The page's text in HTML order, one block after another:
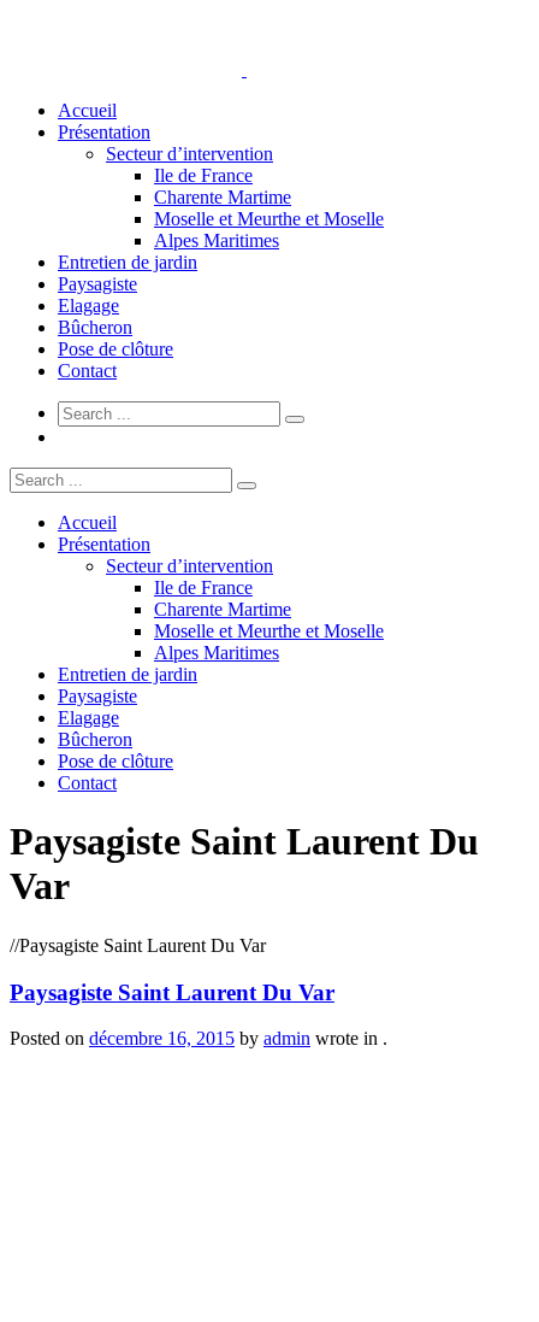
Accueil
Présentation
Secteur d’intervention
Ile de France
Charente Martime
Moselle et Meurthe et Moselle
Alpes Maritimes
Entretien de jardin
Paysagiste
Elagage
Bûcheron
Pose de clôture
Contact
Accueil
Présentation
Secteur d’intervention
Ile de France
Charente Martime
Moselle et Meurthe et Moselle
Alpes Maritimes
Entretien de jardin
Paysagiste
Elagage
Bûcheron
Pose de clôture
Contact
Paysagiste Saint Laurent Du
Var
//Paysagiste Saint Laurent Du Var
Paysagiste Saint Laurent Du Var
Posted on décembre 16, 2015 by admin wrote in .